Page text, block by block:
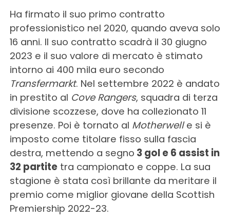
Ha firmato il suo primo contratto
professionistico nel 2020, quando aveva solo
16 anni. Il suo contratto scadrà il 30 giugno
2023 e il suo valore di mercato è stimato
intorno ai 400 mila euro secondo
Transfermarkt. Nel settembre 2022 è andato
in prestito al Cove Rangers, squadra di terza
divisione scozzese, dove ha collezionato 11
presenze. Poi è tornato al Motherwelle si è
imposto come titolare fisso sulla fascia
destra, mettendo a segno 3 gol e 6 assist in
32 partitetra campionato e coppe. La sua
stagione è stata così brillante da meritare il
premio come miglior giovane della Scottish
Premiership 2022-23.